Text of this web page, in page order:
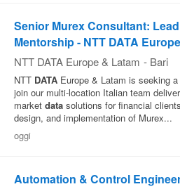
Offerte
Area
Aziende
Senior Murex Consultant:
Mentorship - NTT DATA
NTT DATA Europe & Latam - Bari
NTT DATA Europe & Latam is seeking
join our multi-location Italian team
market data solutions for financial
design, and implementation of Murex...
oggi
Automation & Control